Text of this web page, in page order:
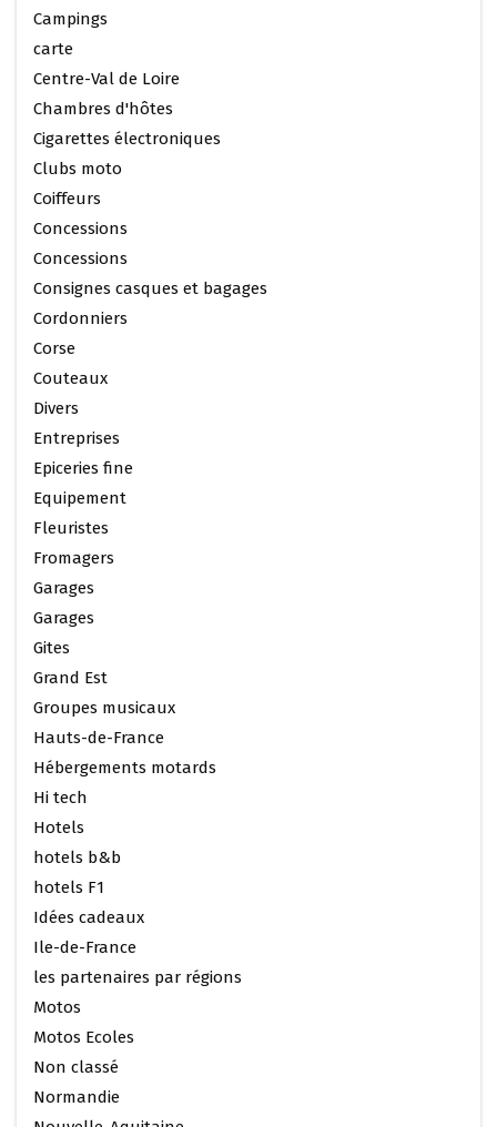
Campings
carte
Centre-Val de Loire
Chambres d'hôtes
Cigarettes électroniques
Clubs moto
Coiffeurs
Concessions
Concessions
Consignes casques et bagages
Cordonniers
Corse
Couteaux
Divers
Entreprises
Epiceries fine
Equipement
Fleuristes
Fromagers
Garages
Garages
Gites
Grand Est
Groupes musicaux
Hauts-de-France
Hébergements motards
Hi tech
Hotels
hotels b&b
hotels F1
Idées cadeaux
Ile-de-France
les partenaires par régions
Motos
Motos Ecoles
Non classé
Normandie